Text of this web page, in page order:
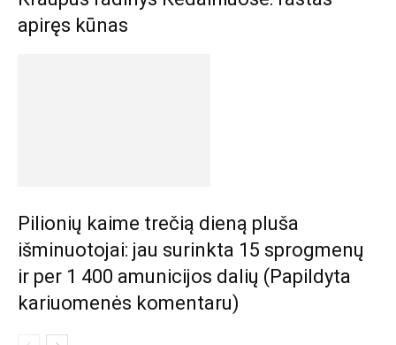
apiręs kūnas
Pilionių kaime trečią dieną pluša
išminuotojai: jau surinkta 15 sprogmenų
ir per 1 400 amunicijos dalių (Papildyta
kariuomenės komentaru)